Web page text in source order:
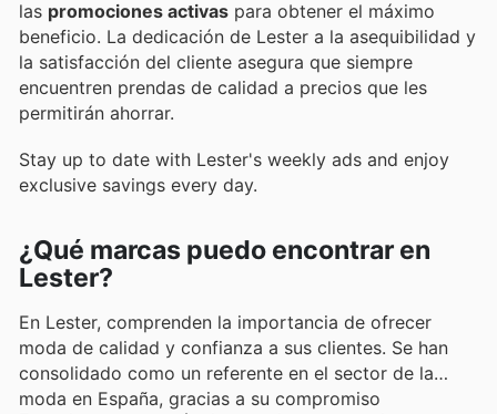
las promociones activas para obtener el máximo
beneficio. La dedicación de Lester a la asequibilidad y
la satisfacción del cliente asegura que siempre
encuentren prendas de calidad a precios que les
permitirán ahorrar.
Stay up to date with Lester's weekly ads and enjoy
exclusive savings every day.
¿Qué marcas puedo encontrar en
Lester?
En Lester, comprenden la importancia de ofrecer
moda de calidad y confianza a sus clientes. Se han
consolidado como un referente en el sector de la
moda en España, gracias a su compromiso